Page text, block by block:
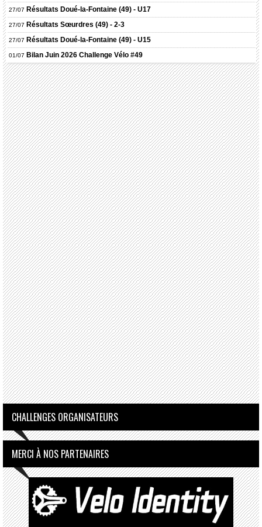
27/07 Résultats Doué-la-Fontaine (49) - U17
27/07 Résultats Sœurdres (49) - 2-3
27/07 Résultats Doué-la-Fontaine (49) - U15
01/07 Bilan Juin 2026 Challenge Vélo #49
CHALLENGES ORGANISATEURS
MERCI À NOS PARTENAIRES